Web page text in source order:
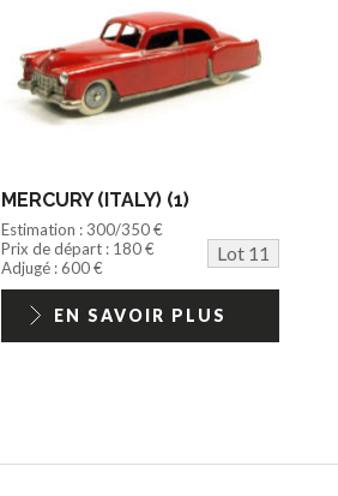
MERCURY (ITALY) (1)
Estimation : 300/350 €
Prix de départ : 180 €
Lot 11
Adjugé : 600 €
EN SAVOIR PLUS